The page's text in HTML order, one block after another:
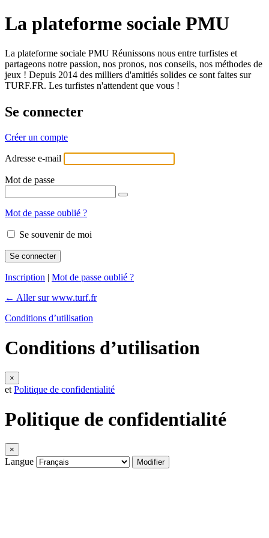
La plateforme sociale PMU
La plateforme sociale PMU Réunissons nous entre turfistes et
partageons notre passion, nos pronos, nos conseils, nos méthodes de
jeux ! Depuis 2014 des milliers d'amitiés solides ce sont faites sur
TURF.FR. Les turfistes n'attendent que vous !
Se connecter
Créer un compte
Adresse e-mail
Mot de passe
Mot de passe oublié ?
Se souvenir de moi
Inscription | Mot de passe oublié ?
← Aller sur www.turf.fr
Conditions d’utilisation
Conditions d’utilisation
×
et Politique de confidentialité
Politique de confidentialité
×
Langue